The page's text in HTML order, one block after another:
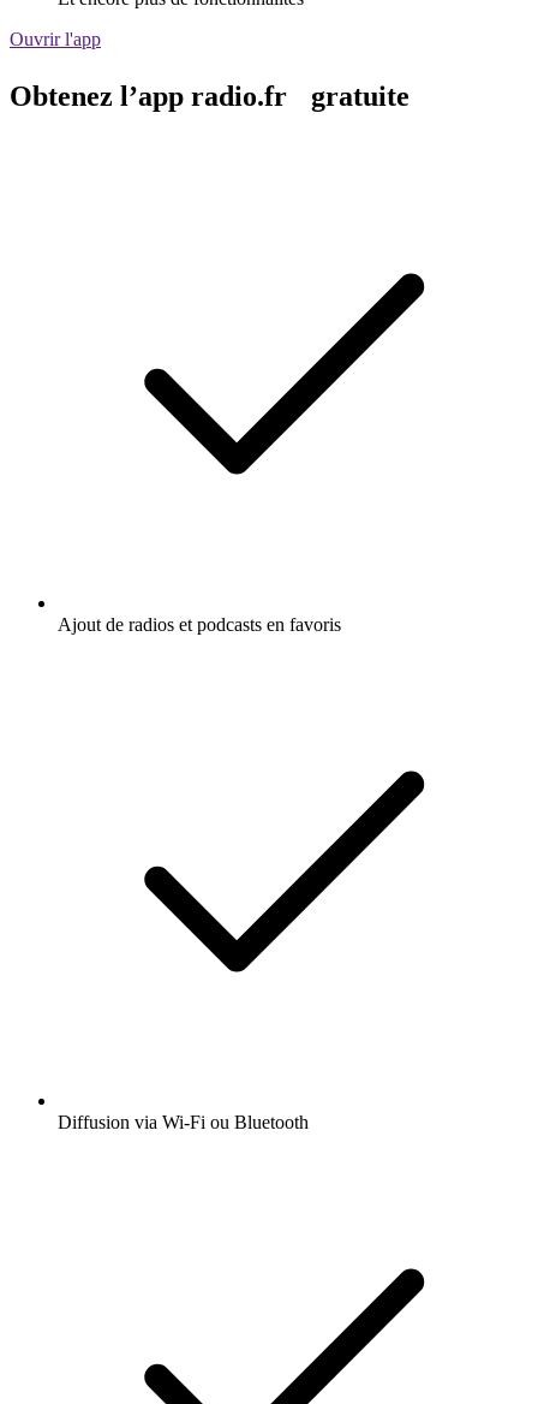
Ouvrir l'app
Obtenez l’app radio.fr gratuite
Ajout de radios et podcasts en favoris
Diffusion via Wi-Fi ou Bluetooth